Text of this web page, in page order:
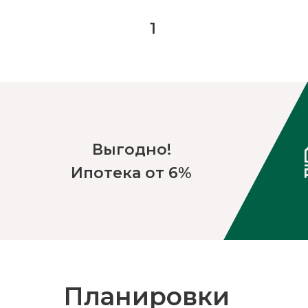
1
Выгодно!
Ипотека от 6%
Планировки